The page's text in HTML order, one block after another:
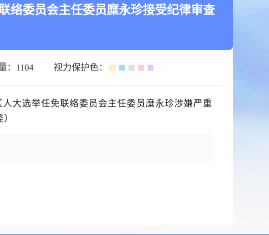
络委员会主任委员糜永珍接受纪律审查
： 1104 视力保护色：
大选举任免联络委员会主任委员糜永珍涉嫌严重